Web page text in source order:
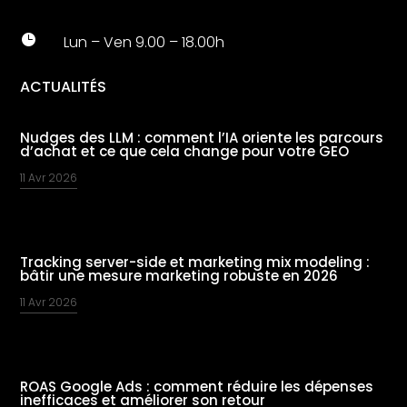
 Lun – Ven 9.00 – 18.00h
ACTUALITÉS
Nudges des LLM : comment l’IA oriente les parcours
d’achat et ce que cela change pour votre GEO
11 Avr 2026
Tracking server-side et marketing mix modeling :
bâtir une mesure marketing robuste en 2026
11 Avr 2026
ROAS Google Ads : comment réduire les dépenses
inefficaces et améliorer son retour